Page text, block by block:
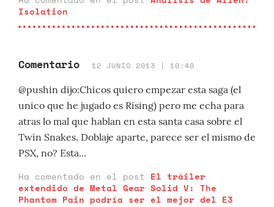
Isolation
Comentario 12 JUNIO 2013 | 10:40
@pushin dijo:Chicos quiero empezar esta saga (el
unico que he jugado es Rising) pero me echa para
atras lo mal que hablan en esta santa casa sobre el
Twin Snakes. Doblaje aparte, parece ser el mismo de
PSX, no? Esta...
Ha comentado en el post El tráiler
extendido de Metal Gear Solid V: The
Phantom Pain podría ser el mejor del E3